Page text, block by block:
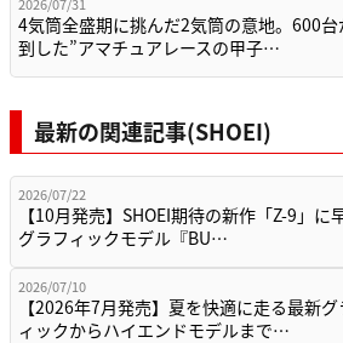
4気筒全盛期に挑んだ2気筒の意地。600台
到した”アマチュアレースの甲子…
最新の関連記事(SHOEI)
2026/07/22
【10月発売】SHOEI期待の新作「Z-9」に
グラフィックモデル『BU…
2026/07/10
【2026年7月発売】夏を快適に走る最新グ
ィックからハイエンドモデルまで…